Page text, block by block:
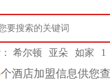
希尔顿 亚朵 如家 1
个酒店加盟信息供您查